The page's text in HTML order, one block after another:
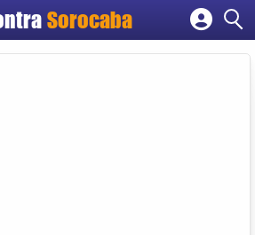
Sorocaba
Cadastrar empresa